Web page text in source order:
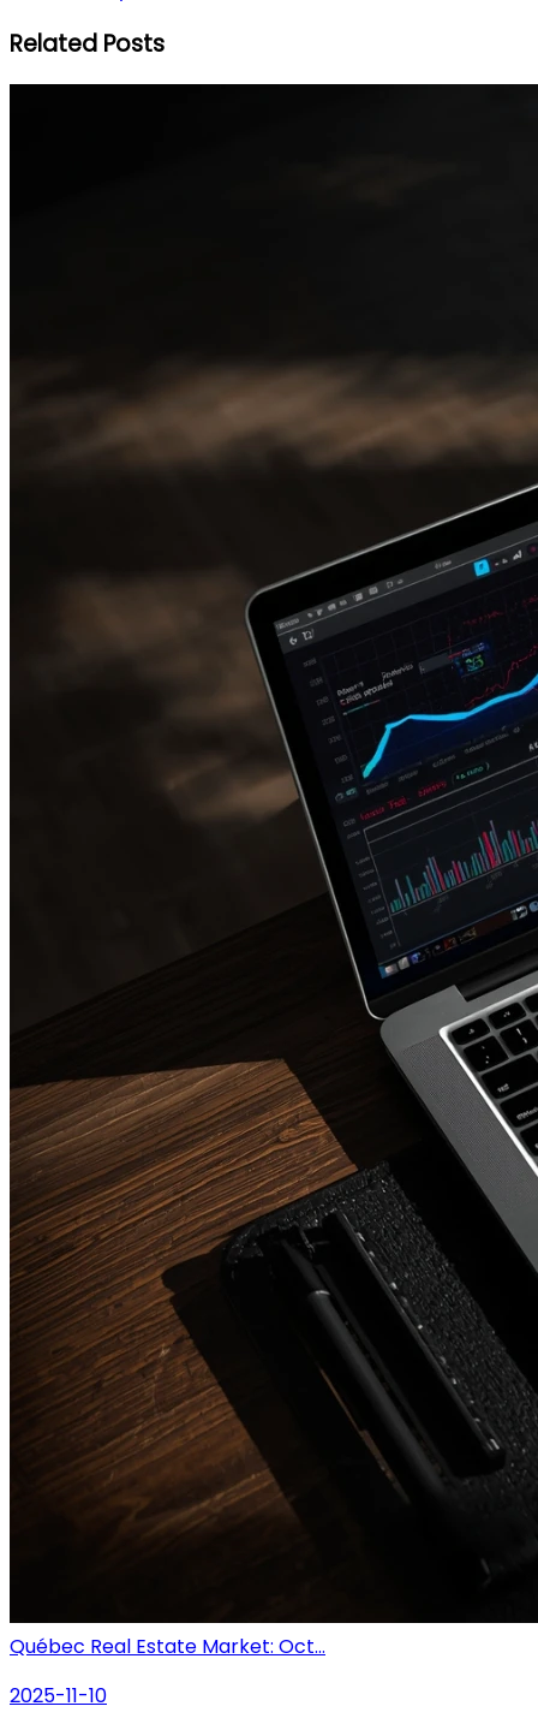
Related Posts
Québec Real Estate Market: Oct...
2025-11-10